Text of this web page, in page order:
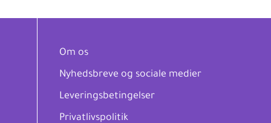
Om os
Nyhedsbreve og sociale medier
Leveringsbetingelser
Privatlivspolitik